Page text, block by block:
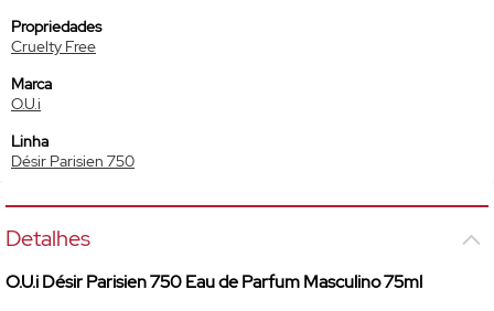
Propriedades
Cruelty Free
Marca
O.U.i
Linha
Désir Parisien 750
Detalhes
O.U.i Désir Parisien 750Eau de ParfumMasculino 75ml